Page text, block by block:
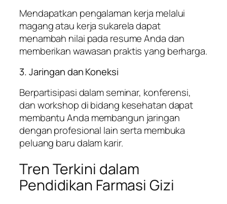
Mendapatkan pengalaman kerja melalui
magang atau kerja sukarela dapat
menambah nilai pada resume Anda dan
memberikan wawasan praktis yang berharga.
3. Jaringan dan Koneksi
Berpartisipasi dalam seminar, konferensi,
dan workshop di bidang kesehatan dapat
membantu Anda membangun jaringan
dengan profesional lain serta membuka
peluang baru dalam karir.
Tren Terkini dalam
Pendidikan Farmasi Gizi